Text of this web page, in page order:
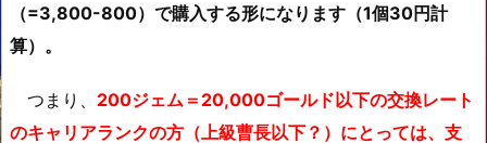
（=3,800-800）で購入する形になります（1個30円計
算）。
つまり、 200ジェム＝20,000ゴールド以下の交換レート
のキャリアランクの方（上級曹長以下？）にとっては、支